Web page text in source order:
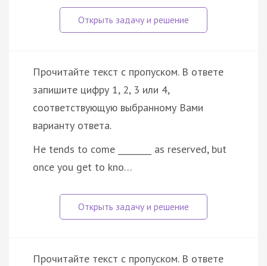
Прочитайте текст с пропуском. В ответе
запишите цифру 1, 2, 3 или 4,
соответствующую выбранному Вами
варианту ответа.
He tends to come ________ as reserved, but
once you get to kno…
Прочитайте текст с пропуском. В ответе